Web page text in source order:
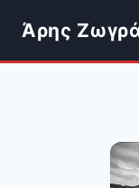
Άρης